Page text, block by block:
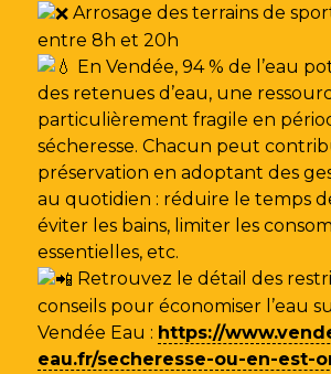
Arrosage des terrains de
entre 8h et 20h
En Vendée, 94 % de l’eau
des retenues d’eau, une
particulièrement fragile en
sécheresse. Chacun peut
préservation en adoptant des
au quotidien : réduire le temps
éviter les bains, limiter les
essentielles, etc.
Retrouvez le détail des
conseils pour économiser l’eau
Vendée Eau : https://
eau.fr/secheresse-ou-en-est-